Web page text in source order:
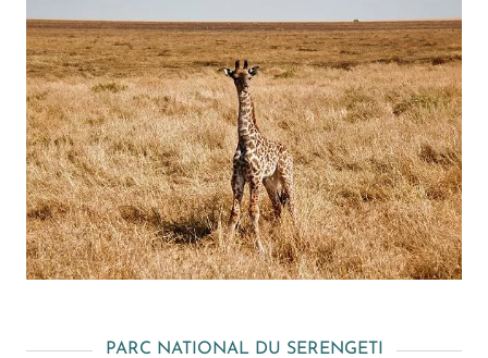
PARC NATIONAL DU SERENGETI